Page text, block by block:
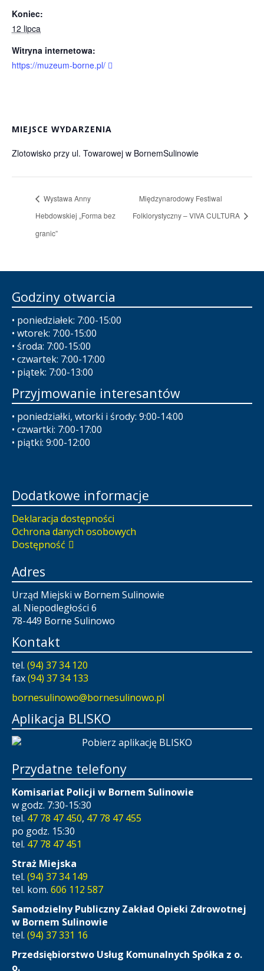
Koniec:
12 lipca
Witryna internetowa:
https://muzeum-borne.pl/
MIEJSCE WYDARZENIA
Zlotowisko przy ul. Towarowej w BornemSulinowie
Wystawa Anny
Hebdowskiej „Forma bez
granic”
Międzynarodowy Festiwal
Folklorystyczny – VIVA CULTURA
Godziny otwarcia
• poniedziałek: 7:00-15:00
• wtorek: 7:00-15:00
• środa: 7:00-15:00
• czwartek: 7:00-17:00
• piątek: 7:00-13:00
Przyjmowanie interesantów
• poniedziałki, wtorki i środy: 9:00-14:00
• czwartki: 7:00-17:00
• piątki: 9:00-12:00
Dodatkowe informacje
Deklaracja dostępności
Ochrona danych osobowych
Dostępność
Adres
Urząd Miejski w Bornem Sulinowie
al. Niepodległości 6
78-449 Borne Sulinowo
Kontakt
tel. (94) 37 34 120
fax(94) 37 34 133
bornesulinowo@bornesulinowo.pl
Aplikacja BLISKO
Przydatne telefony
Komisariat Policji w Bornem Sulinowie
w godz. 7:30-15:30
tel. 47 78 47 450, 47 78 47 455
po godz. 15:30
tel. 47 78 47 451
Straż Miejska
tel. (94) 37 34 149
tel. kom. 606 112 587
Samodzielny Publiczny Zakład Opieki Zdrowotnej
w Bornem Sulinowie
tel. (94) 37 331 16
Przedsiębiorstwo Usług Komunalnych Spółka z o.
o.